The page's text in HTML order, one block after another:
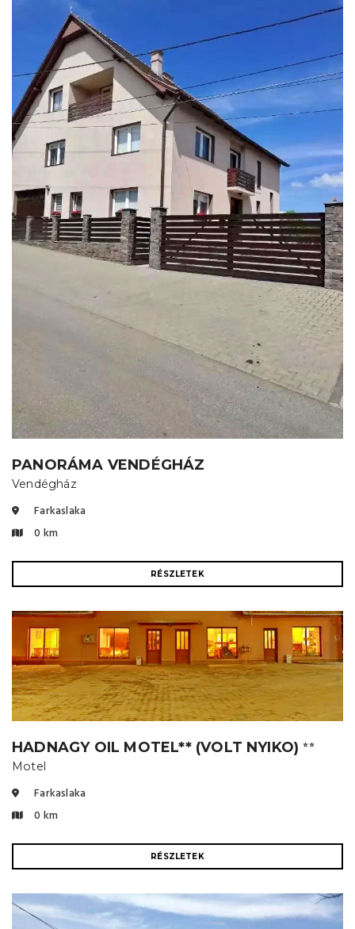
PANORÁMA VENDÉGHÁZ
Vendégház
Farkaslaka
0 km
RÉSZLETEK
HADNAGY OIL MOTEL** (VOLT NYIKO)⭐⭐
Motel
Farkaslaka
0 km
RÉSZLETEK